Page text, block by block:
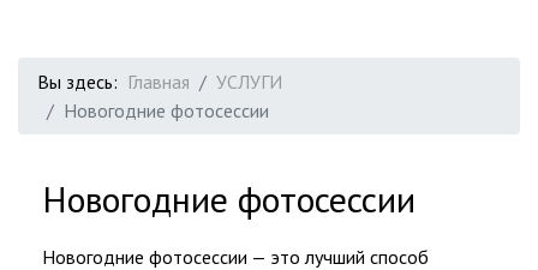
Вы здесь: Главная
УСЛУГИ
Новогодние фотосессии
Новогодние фотосессии
Новогодние фотосессии — это лучший способ